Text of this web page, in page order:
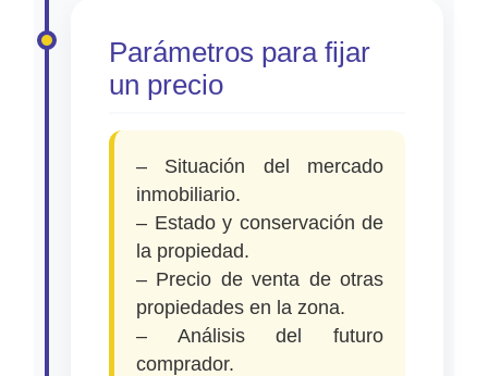
Parámetros para fijar
un precio
– Situación del mercado
inmobiliario.
– Estado y conservación de
la propiedad.
– Precio de venta de otras
propiedades en la zona.
– Análisis del futuro
comprador.